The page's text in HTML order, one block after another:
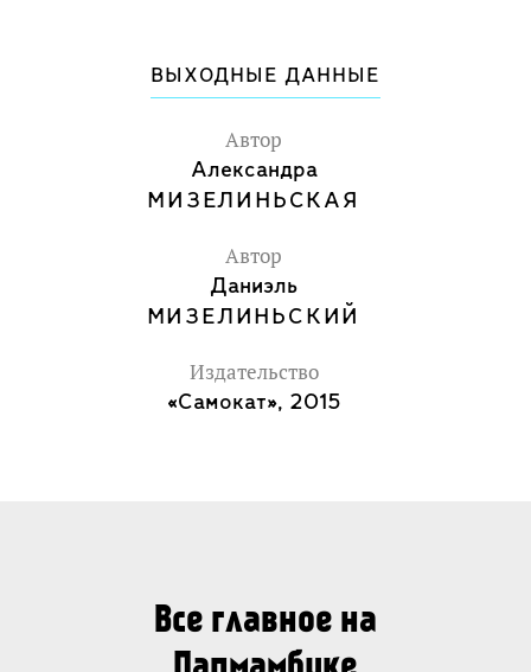
ВЫХОДНЫЕ ДАННЫЕ
Автор
Александра
МИЗЕЛИНЬСКАЯ
Автор
Даниэль
МИЗЕЛИНЬСКИЙ
Издательство
«Самокат», 2015
Все главное на